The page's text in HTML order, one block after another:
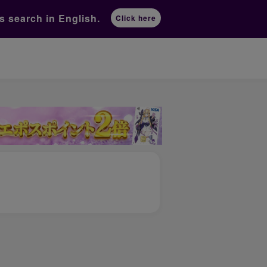
search in English. Click here